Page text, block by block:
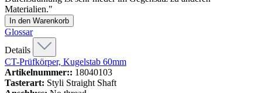
Materialien."
In den Warenkorb
Glossar
Details
CT-Prüfkörper, Kugelstab 60mm
Artikelnummer:: 18040103
Tasterart: Styli Straight Shaft